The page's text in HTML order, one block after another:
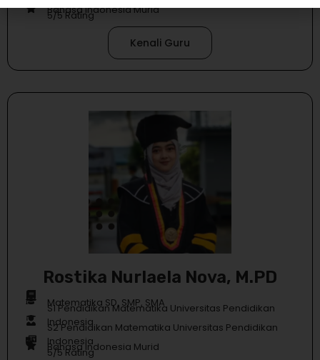
Bahasa Indonesia Murid
5/5 Rating
Kenali Guru
Rostika Nurlaela Nova, M.PD
Matematika SD, SMP, SMA
S1 Pendidikan Matematika Universitas Pendidikan
Indonesia
S2 Pendidikan Matematika Universitas Pendidikan
Indonesia
Bahasa Indonesia Murid
5/5 Rating